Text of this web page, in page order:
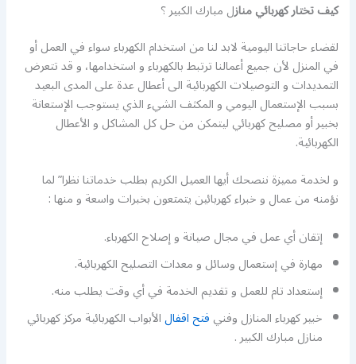
كيف تختار كهربائيمنازل مبارك الكبير ؟
لقضاء حاجاتنا اليومية لابد لنا من استخدام الكهرباء سواء في العمل أو
في المنزل لأن جميع أعمالنا ترتبط بالكهرباء و استخدامها، و قد تتعرض
التمديدات و التوصيلات الكهربائية الى أعطال عدة على المدى البعيد
بسبب الإستعمال اليومي و المكثف الشيء الذي يستوجب الإستعانة
بخبير أو مصليح كهربائي ليتمكن من حل كل المشاكل و الأعطال
الكهربائية.
و لخدمة مميزة ننصحك أيها العميل الكريم بطلب خدماتنا نظرا” لما
نؤمنه من عمال و خبراء كهربائين يتمتعون بخبرات واسعة و منها :
إتقان أي عمل في مجال صيانة و إصلاح الكهرباء.
مهارة في إستعمال وسائل و معدات التصليح الكهربائية.
إستعداد تام للعمل و تقديم الخدمة في أي وقت يطلب منه.
خبير كهرباء المنازل وفنيفتح اقفالالأبواب الكهربائية مركز كهربائي
منازل مبارك الكبير .